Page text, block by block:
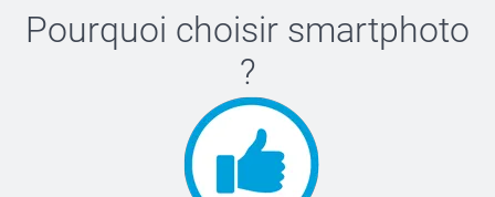
Pourquoi choisir smartphoto
?